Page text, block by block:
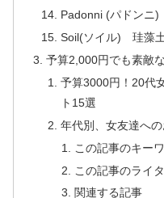
Padonni (パドンニ
Soil(ソイル) 珪藻
予算2,000円でも素敵
予算3000円！20代
ト15選
年代別、女友達へ
この記事のキー
この記事のライ
関連する記事